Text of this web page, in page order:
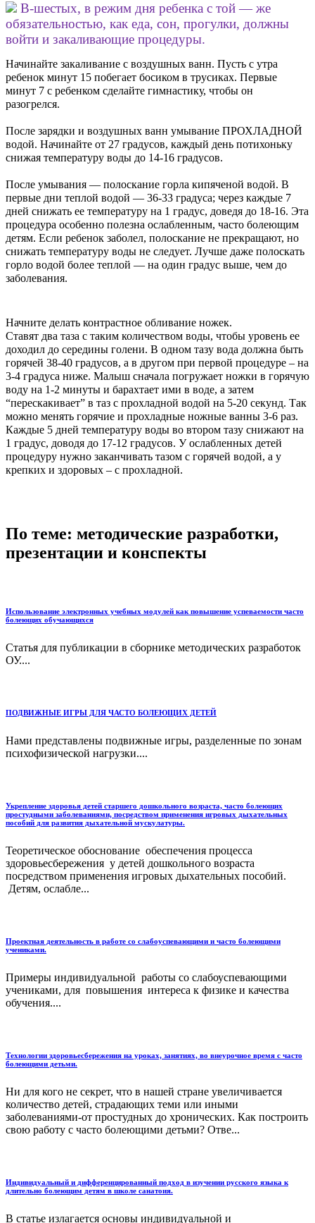
В-шестых, в режим дня ребенка с той — же
обязательностью, как еда, сон, прогулки, должны
войти и закаливающие процедуры.
Начинайте закаливание с воздушных ванн. Пусть с утра
ребенок минут 15 побегает босиком в трусиках. Первые
минут 7 с ребенком сделайте гимнастику, чтобы он
разогрелся.
После зарядки и воздушных ванн умывание ПРОХЛАДНОЙ
водой. Начинайте от 27 градусов, каждый день потихоньку
снижая температуру воды до 14-16 градусов.
После умывания — полоскание горла кипяченой водой. В
первые дни теплой водой — 36-33 градуса; через каждые 7
дней снижать ее температуру на 1 градус, доведя до 18-16. Эта
процедура особенно полезна ослабленным, часто болеющим
детям. Если ребенок заболел, полоскание не прекращают, но
снижать температуру воды не следует. Лучше даже полоскать
горло водой более теплой — на один градус выше, чем до
заболевания.
Начните делать контрастное обливание ножек.
Ставят два таза с таким количеством воды, чтобы уровень ее
доходил до середины голени. В одном тазу вода должна быть
горячей 38-40 градусов, а в другом при первой процедуре – на
3-4 градуса ниже. Малыш сначала погружает ножки в горячую
воду на 1-2 минуты и барахтает ими в воде, а затем
“перескакивает” в таз с прохладной водой на 5-20 секунд. Так
можно менять горячие и прохладные ножные ванны 3-6 раз.
Каждые 5 дней температуру воды во втором тазу снижают на
1 градус, доводя до 17-12 градусов. У ослабленных детей
процедуру нужно заканчивать тазом с горячей водой, а у
крепких и здоровых – с прохладной.
По теме: методические разработки,
презентации и конспекты
Использование электронных учебных модулей как повышение успеваемости часто
болеющих обучающихся
Статья для публикации в сборнике методических разработок
ОУ....
ПОДВИЖНЫЕ ИГРЫ ДЛЯ ЧАСТО БОЛЕЮЩИХ ДЕТЕЙ
Нами представлены подвижные игры, разделенные по зонам
психофизической нагрузки....
Укрепление здоровья детей старшего дошкольного возраста, часто болеющих
простудными заболеваниями, посредством применения игровых дыхательных
пособий для развития дыхательной мускулатуры.
Теоретическое обоснование обеспечения процесса
здоровьесбережения у детей дошкольного возраста
посредством применения игровых дыхательных пособий.
Детям, ослабле...
Проектная деятельность в работе со слабоуспевающими и часто болеющими
учениками.
Примеры индивидуальной работы со слабоуспевающими
учениками, для повышения интереса к физике и качества
обучения....
Технологии здоровьесбережения на уроках, занятиях, во внеурочное время с часто
болеющими детьми.
Ни для кого не секрет, что в нашей стране увеличивается
количество детей, страдающих теми или иными
заболеваниями-от простудных до хронических. Как построить
свою работу с часто болеющими детьми? Отве...
Индивидуальный и дифференцированный подход в изучении русского языка к
длительно болеющим детям в школе санатоия.
В статье излагается основы индивидуальной и